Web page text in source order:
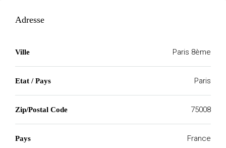
Adresse
Ville Paris 8ème
Etat / Pays Paris
Zip/Postal Code 75008
Pays France